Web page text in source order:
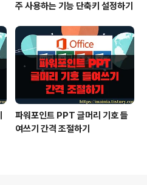
주 사용하는 기능 단축키 설정하기
파워포인트 PPT 글머리 기호 들
여쓰기 간격 조절하기